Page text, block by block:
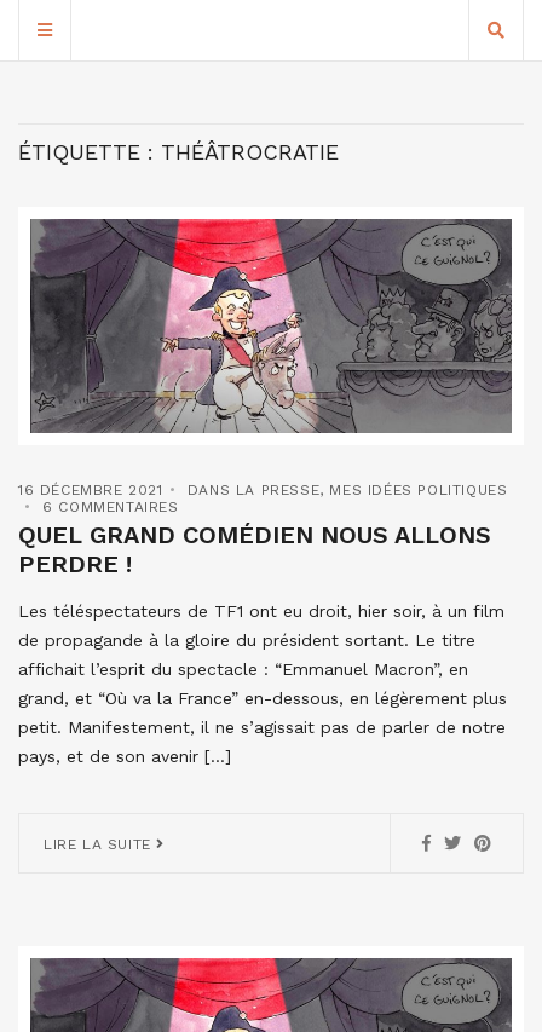
ÉTIQUETTE : THÉÂTROCRATIE
16 DÉCEMBRE 2021 DANS LA PRESSE, MES IDÉES POLITIQUES
6 COMMENTAIRES
QUEL GRAND COMÉDIEN NOUS ALLONS
PERDRE !
Les téléspectateurs de TF1 ont eu droit, hier soir, à un film
de propagande à la gloire du président sortant. Le titre
affichait l’esprit du spectacle : “Emmanuel Macron”, en
grand, et “Où va la France” en-dessous, en légèrement plus
petit. Manifestement, il ne s’agissait pas de parler de notre
pays, et de son avenir […]
LIRE LA SUITE